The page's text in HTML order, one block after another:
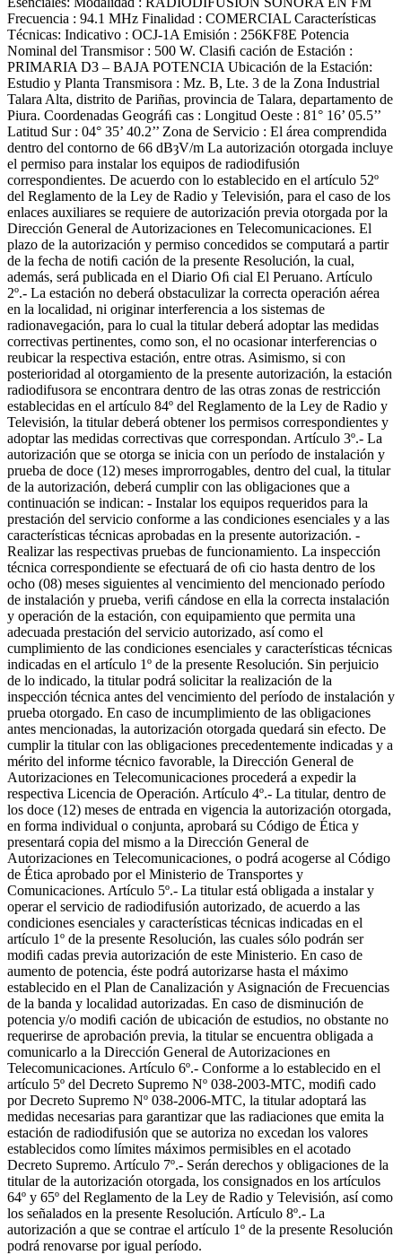
Frecuencia : 94.1 MHz Finalidad : COMERCIAL Características
Técnicas: Indicativo : OCJ-1A Emisión : 256KF8E Potencia
Nominal del Transmisor : 500 W. Clasiﬁ cación de Estación :
PRIMARIA D3 – BAJA POTENCIA Ubicación de la Estación:
Estudio y Planta Transmisora : Mz. B, Lte. 3 de la Zona Industrial
Talara Alta, distrito de Pariñas, provincia de Talara, departamento de
Piura. Coordenadas Geográﬁ cas : Longitud Oeste : 81° 16’ 05.5’’
Latitud Sur : 04° 35’ 40.2’’ Zona de Servicio : El área comprendida
dentro del contorno de 66 dBȝV/m La autorización otorgada incluye
el permiso para instalar los equipos de radiodifusión
correspondientes. De acuerdo con lo establecido en el artículo 52º
del Reglamento de la Ley de Radio y Televisión, para el caso de los
enlaces auxiliares se requiere de autorización previa otorgada por la
Dirección General de Autorizaciones en Telecomunicaciones. El
plazo de la autorización y permiso concedidos se computará a partir
de la fecha de notiﬁ cación de la presente Resolución, la cual,
además, será publicada en el Diario Oﬁ cial El Peruano. Artículo
2º.- La estación no deberá obstaculizar la correcta operación aérea
en la localidad, ni originar interferencia a los sistemas de
radionavegación, para lo cual la titular deberá adoptar las medidas
correctivas pertinentes, como son, el no ocasionar interferencias o
reubicar la respectiva estación, entre otras. Asimismo, si con
posterioridad al otorgamiento de la presente autorización, la estación
radiodifusora se encontrara dentro de las otras zonas de restricción
establecidas en el artículo 84º del Reglamento de la Ley de Radio y
Televisión, la titular deberá obtener los permisos correspondientes y
adoptar las medidas correctivas que correspondan. Artículo 3º.- La
autorización que se otorga se inicia con un período de instalación y
prueba de doce (12) meses improrrogables, dentro del cual, la titular
de la autorización, deberá cumplir con las obligaciones que a
continuación se indican: - Instalar los equipos requeridos para la
prestación del servicio conforme a las condiciones esenciales y a las
características técnicas aprobadas en la presente autorización. -
Realizar las respectivas pruebas de funcionamiento. La inspección
técnica correspondiente se efectuará de oﬁ cio hasta dentro de los
ocho (08) meses siguientes al vencimiento del mencionado período
de instalación y prueba, veriﬁ cándose en ella la correcta instalación
y operación de la estación, con equipamiento que permita una
adecuada prestación del servicio autorizado, así como el
cumplimiento de las condiciones esenciales y características técnicas
indicadas en el artículo 1º de la presente Resolución. Sin perjuicio
de lo indicado, la titular podrá solicitar la realización de la
inspección técnica antes del vencimiento del período de instalación y
prueba otorgado. En caso de incumplimiento de las obligaciones
antes mencionadas, la autorización otorgada quedará sin efecto. De
cumplir la titular con las obligaciones precedentemente indicadas y a
mérito del informe técnico favorable, la Dirección General de
Autorizaciones en Telecomunicaciones procederá a expedir la
respectiva Licencia de Operación. Artículo 4º.- La titular, dentro de
los doce (12) meses de entrada en vigencia la autorización otorgada,
en forma individual o conjunta, aprobará su Código de Ética y
presentará copia del mismo a la Dirección General de
Autorizaciones en Telecomunicaciones, o podrá acogerse al Código
de Ética aprobado por el Ministerio de Transportes y
Comunicaciones. Artículo 5º.- La titular está obligada a instalar y
operar el servicio de radiodifusión autorizado, de acuerdo a las
condiciones esenciales y características técnicas indicadas en el
artículo 1º de la presente Resolución, las cuales sólo podrán ser
modiﬁ cadas previa autorización de este Ministerio. En caso de
aumento de potencia, éste podrá autorizarse hasta el máximo
establecido en el Plan de Canalización y Asignación de Frecuencias
de la banda y localidad autorizadas. En caso de disminución de
potencia y/o modiﬁ cación de ubicación de estudios, no obstante no
requerirse de aprobación previa, la titular se encuentra obligada a
comunicarlo a la Dirección General de Autorizaciones en
Telecomunicaciones. Artículo 6º.- Conforme a lo establecido en el
artículo 5º del Decreto Supremo Nº 038-2003-MTC, modiﬁ cado
por Decreto Supremo Nº 038-2006-MTC, la titular adoptará las
medidas necesarias para garantizar que las radiaciones que emita la
estación de radiodifusión que se autoriza no excedan los valores
establecidos como límites máximos permisibles en el acotado
Decreto Supremo. Artículo 7º.- Serán derechos y obligaciones de la
titular de la autorización otorgada, los consignados en los artículos
64º y 65º del Reglamento de la Ley de Radio y Televisión, así como
los señalados en la presente Resolución. Artículo 8º.- La
autorización a que se contrae el artículo 1º de la presente Resolución
podrá renovarse por igual período.